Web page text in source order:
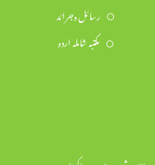
رسائل وجرائد
مکتبہ شاملہ اردو